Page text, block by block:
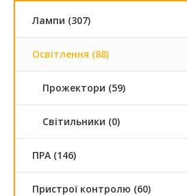
Лампи (307)
Освітлення (88)
Прожектори (59)
Світильники (0)
ПРА (146)
Пристрої контролю (60)